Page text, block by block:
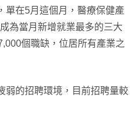
單在5月這個月，醫療保健產
為當月新增就業最多的三大
個職缺，位居所有產業之
弱的招聘環境，目前招聘量較